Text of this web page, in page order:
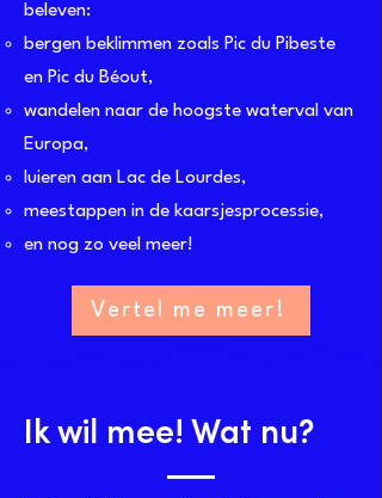
beleven:
bergen beklimmen zoals Pic du Pibeste
en Pic du Béout,
wandelen naar de hoogste waterval van
Europa,
luieren aan Lac de Lourdes,
meestappen in de kaarsjesprocessie,
en nog zo veel meer!
Vertel me meer!
Ik wil mee! Wat nu?